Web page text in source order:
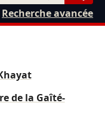
Recherche avancée
de la Gaîté-